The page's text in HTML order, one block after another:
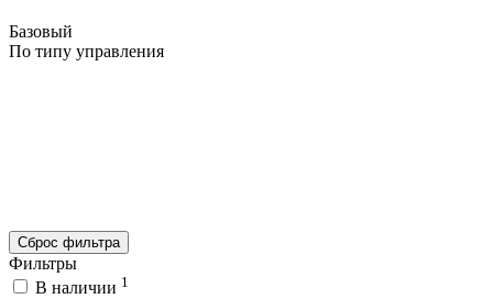
Базовый
По типу управления
Сброс фильтра
Фильтры
В наличии 1